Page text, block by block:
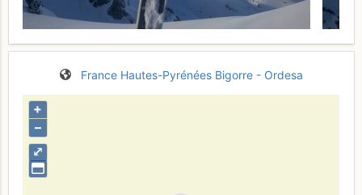
France Hautes-Pyrénées Bigorre - Ordesa
⤢
+
–